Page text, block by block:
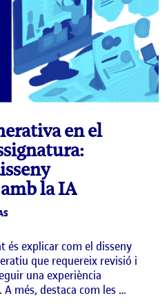
en el
la IA
és explicar com el disseny
que requereix revisió i
una experiència
més, destaca com les …